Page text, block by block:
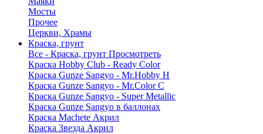
Мосты
Прочее
Церкви, Храмы
Краска, грунт
Все - Краска, грунт Просмотреть
Краска Hobby Club - Ready Color
Краска Gunze Sangyo - Mr.Hobby H
Краска Gunze Sangyo - Mr.Color C
Краска Gunze Sangyo - Super Metallic
Краска Gunze Sangyo в баллонах
Краска Machete Акрил
Краска Звезда Акрил